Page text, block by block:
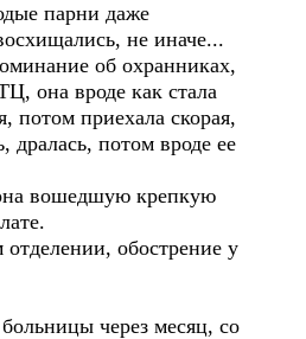
парни даже
не иначе...
об охранниках,
она вроде как стала
потом приехала скорая,
дралась, потом вроде ее
вошедшую крепкую
обострение у
через месяц, со